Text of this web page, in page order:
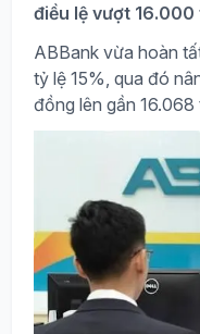
điều lệ vượt 16.000
ABBank vừa hoàn
tỷ lệ 15%, qua đó
đồng lên gần